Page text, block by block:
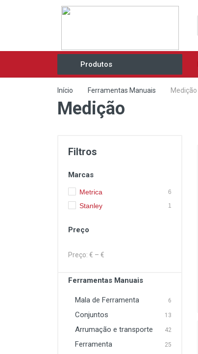
Acessórios / Consumíveis
Agricultura e Jardim
Equipamentos Industriais
Ferramentas Manuais
Lavagem e Aspiração
Máquinas Elétrica e a
Combustão
Proteção
Soldadura
Produtos
Início Ferramentas Manuais Medição
Medição
Filtros
Marcas
Metrica 6
Stanley 1
Preço
Preço: € – €
Ferramentas Manuais
Mala de Ferramenta 6
Conjuntos 13
Arrumação e transporte 42
Ferramenta 25